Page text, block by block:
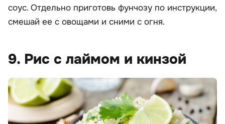
соус. Отдельно приготовь фунчозу по инструкции,
смешай ее с овощами и сними с огня.
9. Рис с лаймом и кинзой